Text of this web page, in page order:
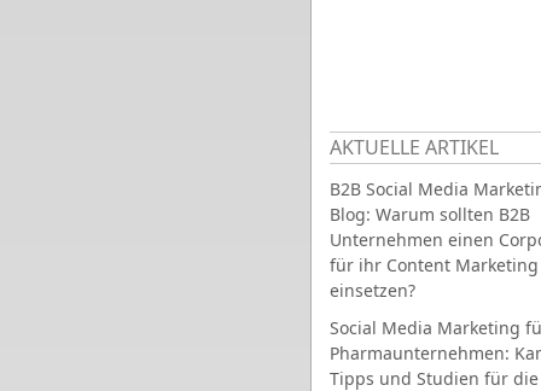
AKTUELLE ARTIKEL
B2B Social Media
Blog: Warum sollten B2B
Unternehmen einen
für ihr Content Marketing
einsetzen?
Social Media Marketing
Pharmaunternehmen:
Tipps und Studien für die